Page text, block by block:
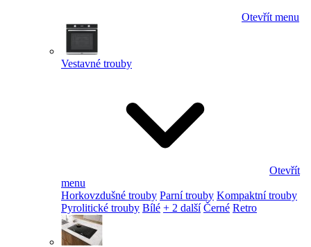
Otevřít menu
Vestavné trouby
Otevřít
menu
Horkovzdušné trouby Parní trouby Kompaktní trouby
Pyrolitické trouby Bílé + 2 další Černé Retro